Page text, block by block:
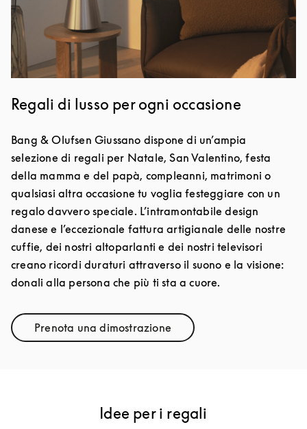
Regali di lusso per ogni occasione
Bang & Olufsen Giussano dispone di un’ampia
selezione di regali per Natale, San Valentino, festa
della mamma e del papà, compleanni, matrimoni o
qualsiasi altra occasione tu voglia festeggiare con un
regalo davvero speciale. L’intramontabile design
danese e l’eccezionale fattura artigianale delle nostre
cuffie, dei nostri altoparlanti e dei nostri televisori
creano ricordi duraturi attraverso il suono e la visione:
donali alla persona che più ti sta a cuore.
Prenota una dimostrazione
Link Opens in New Tab
Idee per i regali